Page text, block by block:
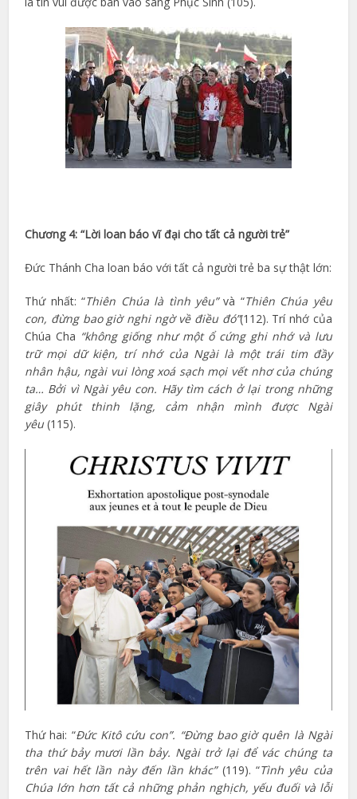
Chương 4: “Lời loan báo vĩ đại cho tất cả người trẻ”
Đức Thánh Cha loan báo với tất cả người trẻ ba sự thật lớn:
Thứ nhất: “Thiên Chúa là tình yêu”và “Thiên Chúa yêu
con, đừng bao giờ nghi ngờ về điều đó”(112). Trí nhớ của
Chúa Cha “không giống như một ổ cứng ghi nhớ và lưu
trữ mọi dữ kiện, trí nhớ của Ngài là một trái tim đầy
nhân hậu, ngài vui lòng xoá sạch mọi vết nhơ của chúng
ta… Bởi vì Ngài yêu con. Hãy tìm cách ở lại trong những
giây phút thinh lặng, cảm nhận mình được Ngài
yêu(115).
Thứ hai: “Đức Kitô cứu con”. “Đừng bao giờ quên là Ngài
tha thứ bảy mươi lần bảy. Ngài trở lại để vác chúng ta
trên vai hết lần này đến lần khác” (119). “Tình yêu của
Chúa lớn hơn tất cả những phản nghịch, yếu đuối và lỗi